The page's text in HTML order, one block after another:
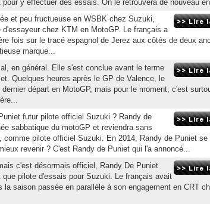
y effectuer des essais. On le retrouvera de nouveau
et peu fructueuse en WSBK chez Suzuki,
d'essayeur chez KTM en MotoGP. Le français a
fois sur le tracé espagnol de Jerez aux côtés de deux
marque...
en général. Elle s'est conclue avant le terme
Quelques heures après le GP de Valence, le
départ en MotoGP, mais pour le moment, c'est
futur pilote officiel Suzuki ? Randy de
sabbatique du motoGP et reviendra sans
comme pilote officiel Suzuki. En 2014, Randy de Puniet se
revenir ? C'est Randy de Puniet qui l'a annoncé...
c'est désormais officiel, Randy De Puniet
pilote d'essais pour Suzuki. Le français avait
la saison passée en parallèle à son engagement en CRT